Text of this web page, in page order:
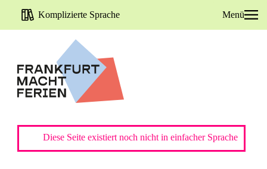
Komplizierte Sprache Menü
Diese Seite existiert noch nicht in einfacher Sprache